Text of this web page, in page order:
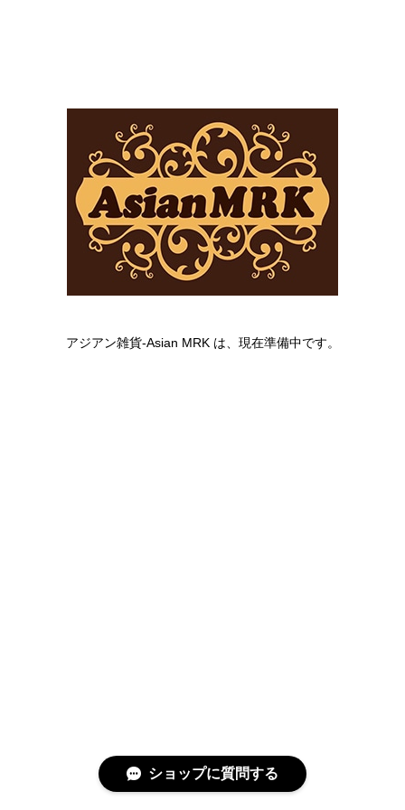
アジアン雑貨-Asian MRK は、現在準備中です。
ショップに質問する